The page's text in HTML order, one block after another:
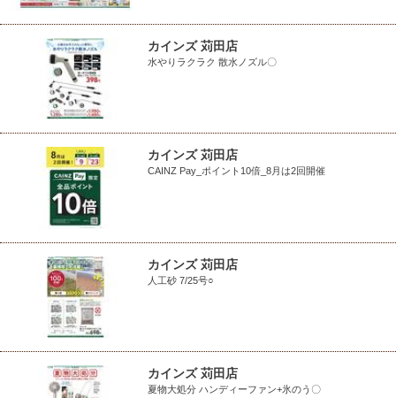
カインズ 苅田店
水やりラクラク 散水ノズル〇
カインズ 苅田店
CAINZ Pay_ポイント10倍_8月は2回開催
カインズ 苅田店
人工砂 7/25号○
カインズ 苅田店
夏物大処分 ハンディーファン+氷のう〇